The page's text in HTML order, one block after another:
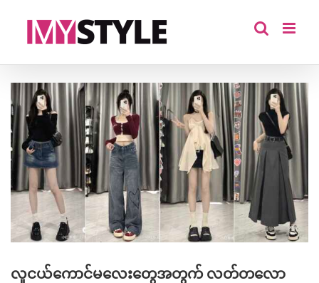
View
Larger
Image
လူငယ်ကောင်မလေးတွေအတွက် လတ်တလော